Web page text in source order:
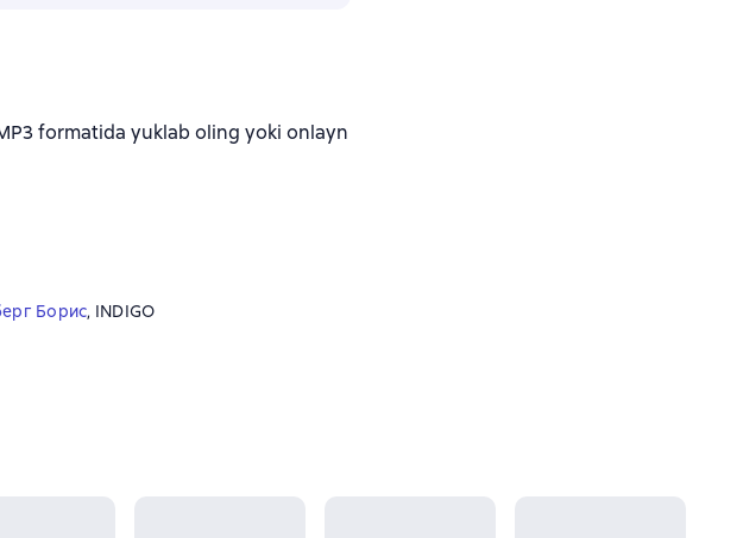
formatida yuklab oling yoki onlayn
Борис, INDIGO